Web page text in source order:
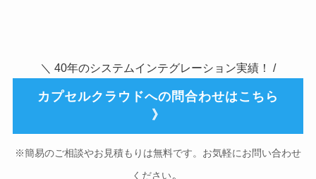
＼ 40年のシステムインテグレーション実績！ /
カプセルクラウドへの問合わせはこちら
》
※簡易のご相談やお見積もりは無料です。お気軽にお問い合わせ
ください。